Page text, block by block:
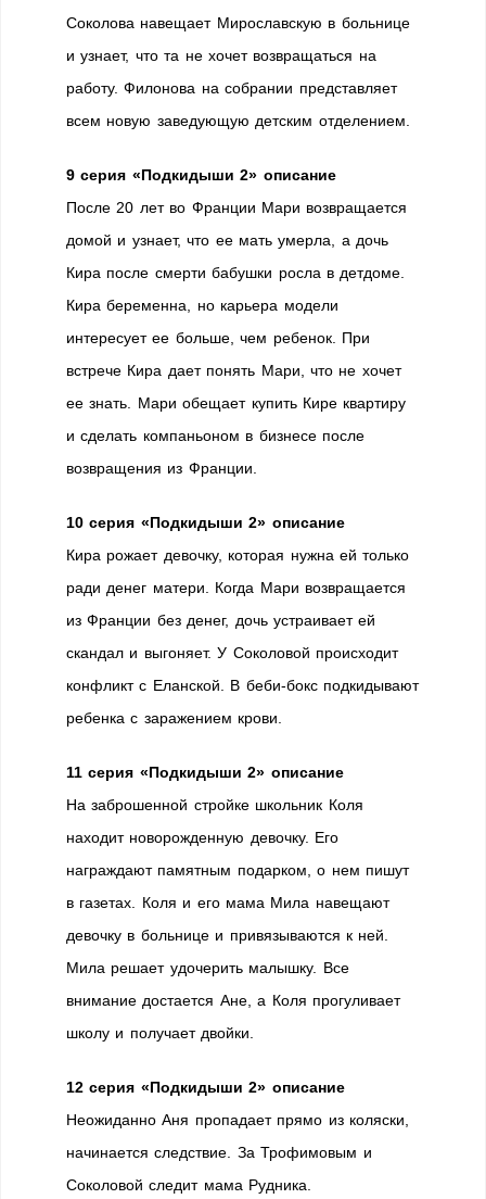
Соколова навещает Мирославскую в больнице
и узнает, что та не хочет возвращаться на
работу. Филонова на собрании представляет
всем новую заведующую детским отделением.
9 серия «Подкидыши 2» описание
После 20 лет во Франции Мари возвращается
домой и узнает, что ее мать умерла, а дочь
Кира после смерти бабушки росла в детдоме.
Кира беременна, но карьера модели
интересует ее больше, чем ребенок. При
встрече Кира дает понять Мари, что не хочет
ее знать. Мари обещает купить Кире квартиру
и сделать компаньоном в бизнесе после
возвращения из Франции.
10 серия «Подкидыши 2» описание
Кира рожает девочку, которая нужна ей только
ради денег матери. Когда Мари возвращается
из Франции без денег, дочь устраивает ей
скандал и выгоняет. У Соколовой происходит
конфликт с Еланской. В беби-бокс подкидывают
ребенка с заражением крови.
11 серия «Подкидыши 2» описание
На заброшенной стройке школьник Коля
находит новорожденную девочку. Его
награждают памятным подарком, о нем пишут
в газетах. Коля и его мама Мила навещают
девочку в больнице и привязываются к ней.
Мила решает удочерить малышку. Все
внимание достается Ане, а Коля прогуливает
школу и получает двойки.
12 серия «Подкидыши 2» описание
Неожиданно Аня пропадает прямо из коляски,
начинается следствие. За Трофимовым и
Соколовой следит мама Рудника.